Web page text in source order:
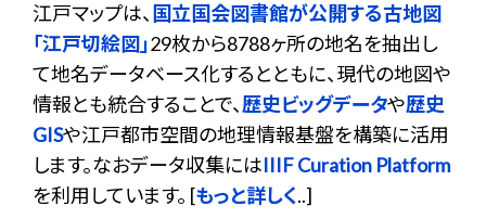
江戸マップは、 国立国会図書館が公開する古地図
「江戸切絵図」29枚から8788ヶ所の地名を抽出し
て地名データベース化するとともに、現代の地図や
情報とも統合することで、歴史ビッグデータや歴史
GISや江戸都市空間の地理情報基盤を構築に活用
します。なおデータ収集にはIIIF Curation Platform
を利用しています。 [もっと詳しく..]